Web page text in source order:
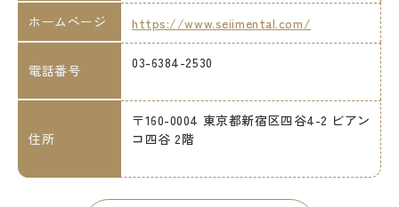
ホームページ https://www.seiimental.com/
電話番号 03-6384-2530
住所
〒160-0004 東京都新宿区四谷4-2 ビアン
コ四谷 2階